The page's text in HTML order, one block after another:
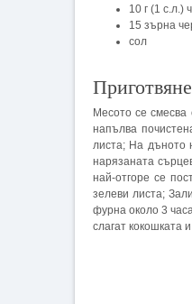
10 г (1 с.л.)
15 зърна
сол
Приготвяне
Месото се смесва
напълва
листа; На дъното
нарязаната
най-отгоре се
зелеви листа;
фурна около 3
слагат кокошката